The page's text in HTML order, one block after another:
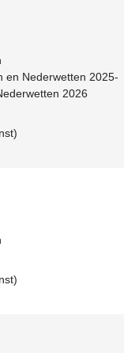
en Nederwetten 2025-
2026